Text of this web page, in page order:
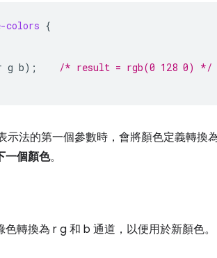
colors {
g b);
/* result = rgb(0 128 0) */
示法的第一個參數時，會將顏色定義轉換
一個顏色。
轉換為 r g 和 b 通道，以便用於新顏色。